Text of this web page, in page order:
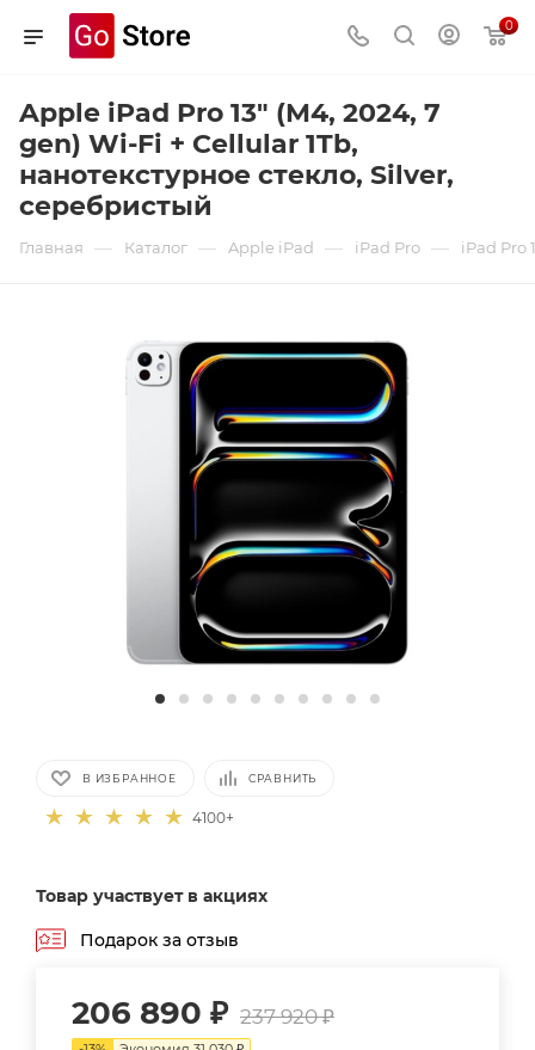
0
Apple iPad Pro 13" (M4, 2024, 7
gen) Wi-Fi + Cellular 1Tb,
нанотекстурное стекло, Silver,
серебристый
Главная — Каталог — Apple iPad — iPad Pro — iPad Pro
В ИЗБРАННОЕ СРАВНИТЬ
4100+
Товар участвует в акциях
Подарок за отзыв
206 890 ₽ 237 920₽